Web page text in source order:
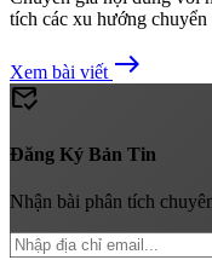
tích các xu hướng
Xem bài viết east
mark_email_read
Đăng Ký Bản Tin
Nhận bài phân tích